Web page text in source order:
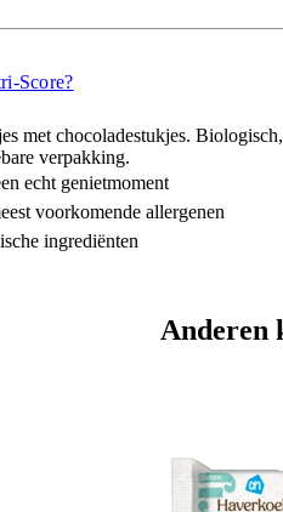
Score?
met chocoladestukjes.
verpakking.
echt genietmoment
voorkomende allergenen
ingrediënten
Anderen